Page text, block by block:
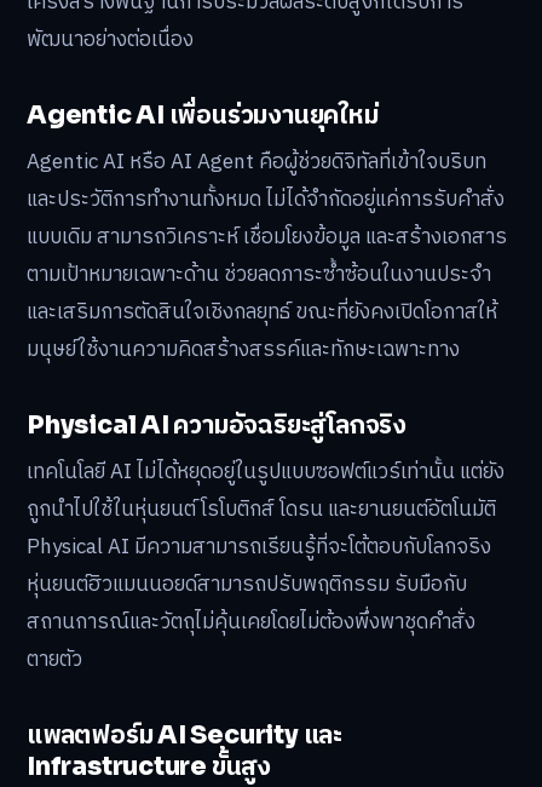
พัฒนาอย่างต่อเนื่อง
Agentic AI เพื่อนร่วมงานยุคใหม่
Agentic AI หรือ AI Agent คือผู้ช่วยดิจิทัลที่เข้าใจบริบท
และประวัติการทำงานทั้งหมด ไม่ได้จำกัดอยู่แค่การรับคำสั่ง
แบบเดิม สามารถวิเคราะห์ เชื่อมโยงข้อมูล และสร้างเอกสาร
ตามเป้าหมายเฉพาะด้าน ช่วยลดภาระซ้ำซ้อนในงานประจำ
และเสริมการตัดสินใจเชิงกลยุทธ์ ขณะที่ยังคงเปิดโอกาสให้
มนุษย์ใช้งานความคิดสร้างสรรค์และทักษะเฉพาะทาง
Physical AI ความอัจฉริยะสู่โลกจริง
เทคโนโลยี AI ไม่ได้หยุดอยู่ในรูปแบบซอฟต์แวร์เท่านั้น แต่ยัง
ถูกนำไปใช้ในหุ่นยนต์ โรโบติกส์ โดรน และยานยนต์อัตโนมัติ
Physical AI มีความสามารถเรียนรู้ที่จะโต้ตอบกับโลกจริง
หุ่นยนต์ฮิวแมนนอยด์สามารถปรับพฤติกรรม รับมือกับ
สถานการณ์และวัตถุไม่คุ้นเคยโดยไม่ต้องพึ่งพาชุดคำสั่ง
ตายตัว
แพลตฟอร์ม AI Security และ
Infrastructure ขั้นสูง